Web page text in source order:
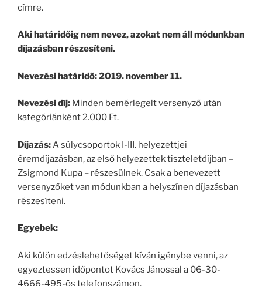
címre.
Aki határidőig nem nevez, azokat nem áll módunkban
díjazásban részesíteni.
Nevezési határidő: 2019. november 11.
Nevezési díj: Minden bemérlegelt versenyző után
kategóriánként 2.000 Ft.
Díjazás:A súlycsoportok I-III. helyezettjei
éremdíjazásban, az első helyezettek tiszteletdíjban –
Zsigmond Kupa – részesülnek. Csak a benevezett
versenyzőket van módunkban a helyszínen díjazásban
részesíteni.
Egyebek:
Aki külön edzéslehetőséget kíván igénybe venni, az
egyeztessen időpontot Kovács Jánossal a 06-30-
4666-495-ös telefonszámon.